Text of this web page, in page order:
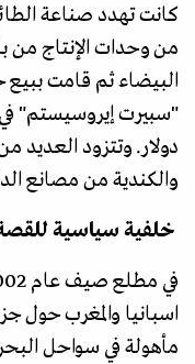
كانت تهدد صناعة
من وحدات الإنتاج من
البيضاء ثم قامت ببيع
دولار. وتتزود العديد
والكندية من مصانع
خلفية سياسية
اسبانيا والمغرب حول
مأهولة في سواحل